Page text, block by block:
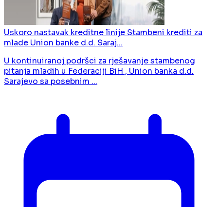
Uskoro nastavak kreditne linije Stambeni krediti za
mlade Union banke d.d. Saraj...
U kontinuiranoj podršci za rješavanje stambenog
pitanja mladih u Federaciji BiH , Union banka d.d.
Sarajevo sa posebnim ...